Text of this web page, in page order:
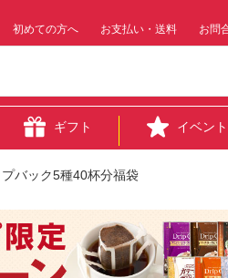
初めての方へ お支払い・送料 お問
ギフト イベント
バック5種40杯分福袋